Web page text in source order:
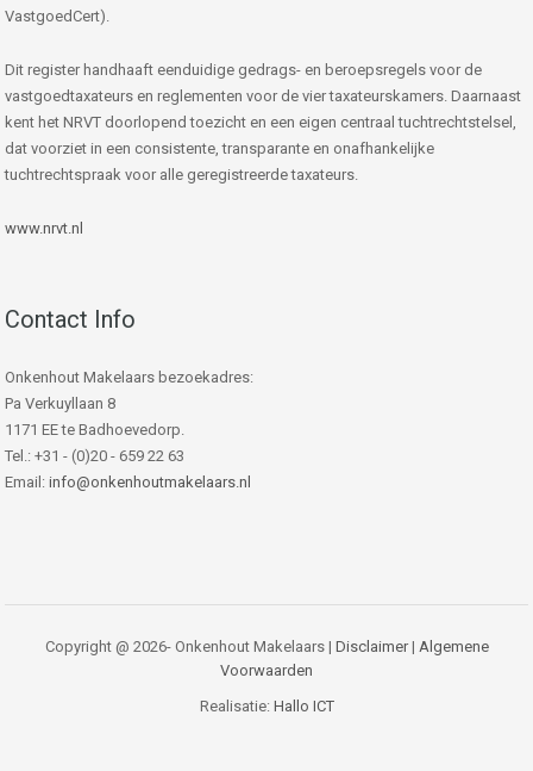
VastgoedCert).
Dit register handhaaft eenduidige gedrags- en beroepsregels voor de
vastgoedtaxateurs en reglementen voor de vier taxateurskamers. Daarnaast
kent het NRVT doorlopend toezicht en een eigen centraal tuchtrechtstelsel,
dat voorziet in een consistente, transparante en onafhankelijke
tuchtrechtspraak voor alle geregistreerde taxateurs.
www.nrvt.nl
Contact Info
Onkenhout Makelaars bezoekadres:
Pa Verkuyllaan 8
1171 EE te Badhoevedorp.
Tel.: +31 - (0)20 - 659 22 63
Email: info@onkenhoutmakelaars.nl
Copyright @ 2026- Onkenhout Makelaars | Disclaimer| Algemene
Voorwaarden
Realisatie: Hallo ICT